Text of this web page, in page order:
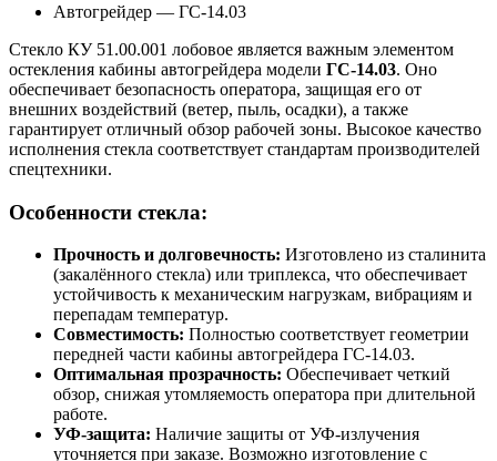
Автогрейдер — ГС-14.03
Стекло КУ 51.00.001 лобовое является важным элементом
остекления кабины автогрейдера модели ГС-14.03. Оно
обеспечивает безопасность оператора, защищая его от
внешних воздействий (ветер, пыль, осадки), а также
гарантирует отличный обзор рабочей зоны. Высокое качество
исполнения стекла соответствует стандартам производителей
спецтехники.
Особенности стекла:
Прочность и долговечность: Изготовлено из сталинита
(закалённого стекла) или триплекса, что обеспечивает
устойчивость к механическим нагрузкам, вибрациям и
перепадам температур.
Совместимость: Полностью соответствует геометрии
передней части кабины автогрейдера ГС-14.03.
Оптимальная прозрачность: Обеспечивает четкий
обзор, снижая утомляемость оператора при длительной
работе.
УФ-защита: Наличие защиты от УФ-излучения
уточняется при заказе. Возможно изготовление с